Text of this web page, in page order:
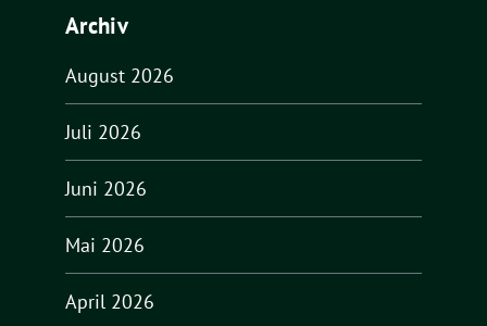
Archiv
August 2026
Juli 2026
Juni 2026
Mai 2026
April 2026